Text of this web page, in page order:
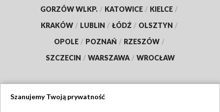
GORZÓW WLKP. / KATOWICE / KIELCE /
KRAKÓW / LUBLIN / ŁÓDŹ / OLSZTYN /
OPOLE / POZNAŃ / RZESZÓW /
SZCZECIN / WARSZAWA / WROCŁAW
Szanujemy Twoją prywatność